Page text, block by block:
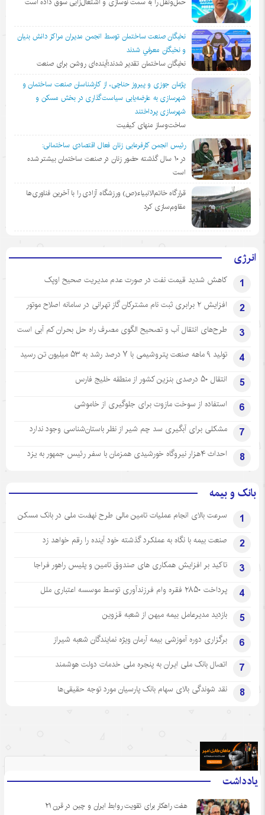
نخبگان صنعت ساختمان توسط انجمن مديران مراكز دانش بنيان
و نخبگان معرفي شدند
نخبگان ساختمان تقدیر شدند؛آینده‌ای روشن برای صنعت
پژمان جوزی و پیروز حناچی، از کارشناسان صنعت ساختمان و
شهرسازی به عارضه‌یابی سیاست‌گذاری در بخش مسکن و
شهرسازی پرداختند
ساخت‌وساز منهای کیفیت
رئیس انجمن کارفرمایی زنان فعال اقتصادی ساختمانی:
در ١٠ سال گذشته حضور زنان در صنعت ساختمان بیشتر شده
است
قرارگاه خاتم‌الانبیاء(ص) ورزشگاه آزادی را با آخرین فناوری‌ها
مقاوم‌سازی کرد
انرژی
1 کاهش شدید قیمت نفت در صورت عدم مدیریت صحیح اوپک
2 افزایش ۲ برابری ثبت نام مشترکان گاز تهرانی‌ در سامانه اصلاح موتور
3 طرح‌های انتقال آب و تصحیح الگوی مصرف راه حل بحران کم آبی است
4 تولید ۹ ماهه صنعت پتروشیمی با ۷ درصد رشد به ۵۳ میلیون تن رسید
5 انتقال ۵۰ درصدی بنزین کشور از منطقه خلیج فارس
6 استفاده از سوخت مازوت برای جلوگیری از خاموشی
7 مشکلی برای آبگیری سد چم شیر از نظر باستان‌شناسی وجود ندارد
8 احداث ۴هزار نیروگاه خورشیدی همزمان با سفر رئیس جمهور به یزد
بانک و بیمه
1 سرعت بالای انجام عملیات تامین مالی طرح نهضت ملی در بانک مسکن
2 صنعت بیمه با نگاه به عملکرد گذشته خود آینده را رقم خواهد زد
3 تاکید بر افزایش همکاری های صندوق تامین و پلیس راهور فراجا
4 پرداخت ۲۸۵۰ فقره وام فرزندآوری توسط موسسه اعتباری ملل
5 بازدید مدیرعامل بیمه میهن از شعبه قزوین
6 برگزاری دوره آموزشی بیمه آرمان ویژه نمایندگان شعبه شیراز
7 اتصال بانک ملی ایران به پنجره ملی خدمات دولت هوشمند
8 نقد شوندگی بالای سهام بانک پارسیان مورد توجه حقیقی‌ها
یادداشت
هفت راهکار برای تقویت روابط ایران و چین در قرن ۲۱
.